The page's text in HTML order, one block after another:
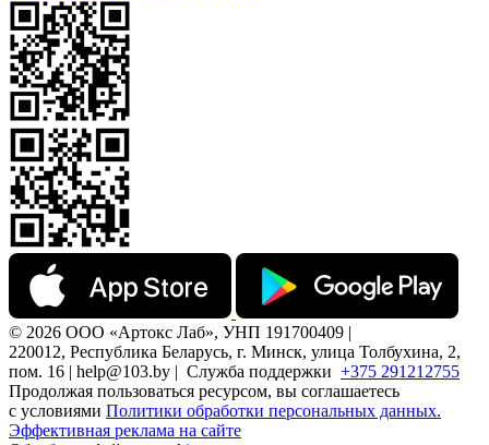
© 2026 ООО «Артокс Лаб», УНП 191700409 |
220012, Республика Беларусь, г. Минск, улица Толбухина, 2,
пом. 16 | help@103.by | Служба поддержки +375 291212755
Продолжая пользоваться ресурсом, вы соглашаетесь
с условиями Политики обработки персональных данных.
Эффективная реклама на сайте